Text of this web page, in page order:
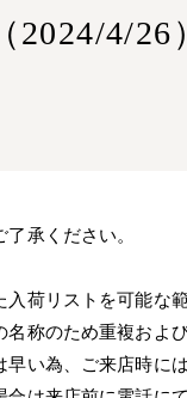
2024/4/26
承ください。
入荷リストを可能な
名称のため重複およ
早い為、ご来店時に